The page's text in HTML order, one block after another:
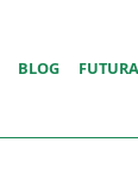
BLOG